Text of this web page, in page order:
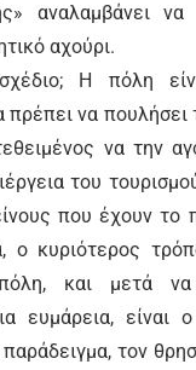
αναλαμβάνει
αχούρι.
Η πόλη
πρέπει να
να την
του
που έχουν το
ο κυριότερος
και μετά
ευμάρεια, είναι
τον